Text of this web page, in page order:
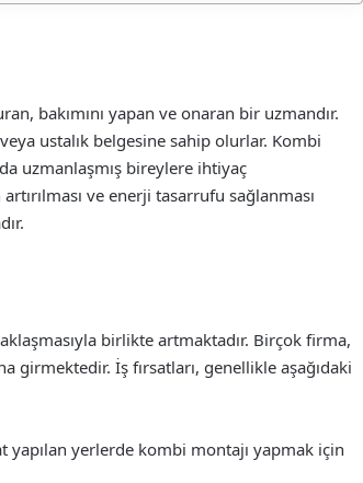
bakımını yapan ve onaran bir uzmandır.
ustalık belgesine sahip olurlar. Kombi
uzmanlaşmış bireylere ihtiyaç
ve enerji tasarrufu sağlanması
birlikte artmaktadır. Birçok firma,
girmektedir. İş fırsatları, genellikle aşağıdaki
yapılan yerlerde kombi montajı yapmak için